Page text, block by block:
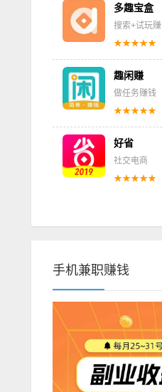
多趣宝盒
搜索+试玩赚
★★★★★
趣闲赚
做任务赚钱
★★★★★
好省
社交电商
★★★★★
手机兼职赚钱